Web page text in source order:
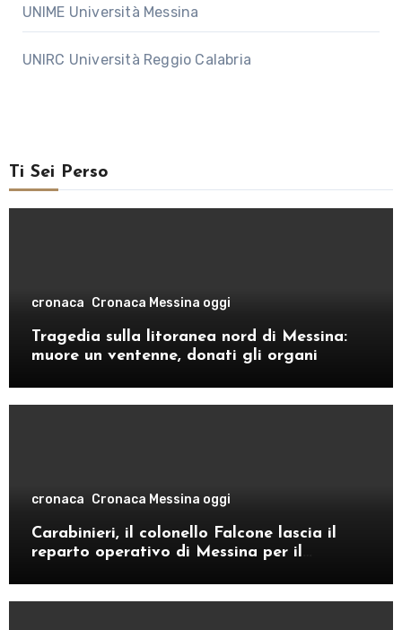
UNIME Università Messina
UNIRC Università Reggio Calabria
Ti Sei Perso
cronaca Cronaca Messina oggi
Tragedia sulla litoranea nord di Messina:
muore un ventenne, donati gli organi
cronaca Cronaca Messina oggi
Carabinieri, il colonello Falcone lascia il
reparto operativo di Messina per il